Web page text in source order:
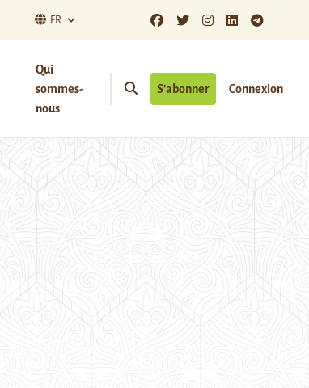
FR
Qui
sommes-
nous
S’abonner Connexion